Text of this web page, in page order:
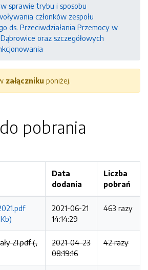
sprawie trybu i sposobu
członków zespołu
ds. Przeciwdziałania Przemocy w
oraz szczegółowych
załączniku poniżej.
pobrania
Data
dodania
Liczba
pobrań
2021-06-21
14:14:29
463 razy
ZI.pdf (,
2021-04-23
08:19:16
42 razy